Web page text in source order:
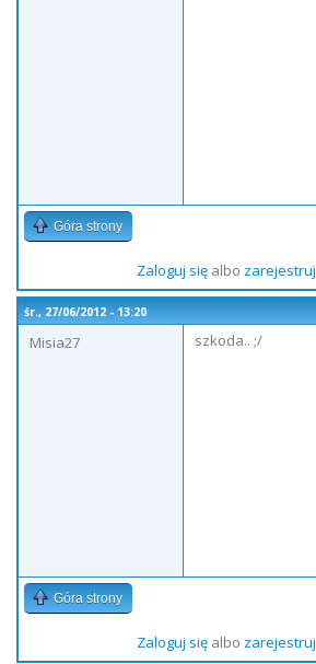
Góra strony
Zaloguj sięalbo zarejestruj
śr., 27/06/2012 - 13:20
Misia27
szkoda.. ;/
Góra strony
Zaloguj sięalbo zarejestruj